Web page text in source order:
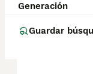
Generación
Guardar
¿Es
spaniel